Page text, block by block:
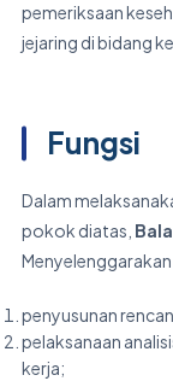
pemeriksaan
jejaring di bidang
Fungsi
Dalam
pokok diatas,
penyusunan
pelaksanaan
kerja;